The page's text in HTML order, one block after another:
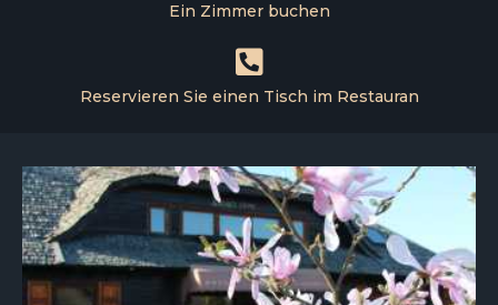
Ein Zimmer buchen
Reservieren Sie einen Tisch im Restauran